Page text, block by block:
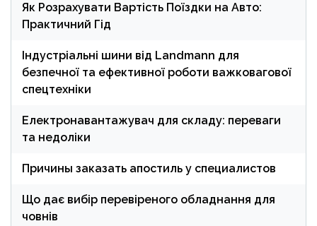
Як Розрахувати Вартість Поїздки на Авто:
Практичний Гід
Індустріальні шини від Landmann для
безпечної та ефективної роботи важковагової
спецтехніки
Електронавантажувач для складу: переваги
та недоліки
Причины заказать апостиль у специалистов
Що дає вибір перевіреного обладнання для
човнів